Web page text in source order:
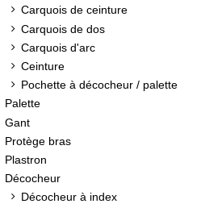
Carquois de ceinture
Carquois de dos
Carquois d'arc
Ceinture
Pochette à décocheur / palette
Palette
Gant
Protège bras
Plastron
Décocheur
Décocheur à index